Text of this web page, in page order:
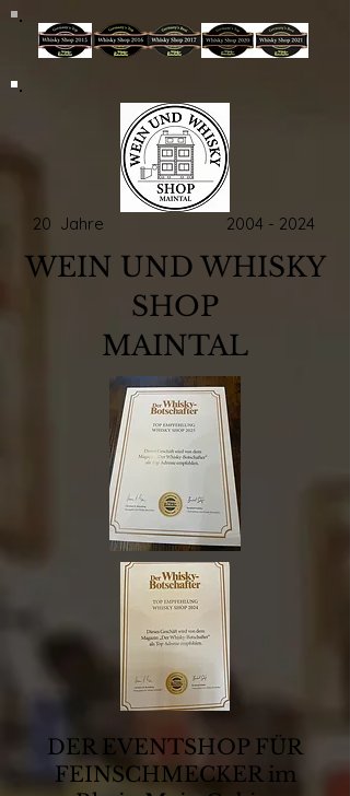
20 Jahre 2004 - 2024
WEIN UND WHISKY
SHOP
MAINTAL
DER EVENTSHOP FÜR
FEINSCHMECKER im